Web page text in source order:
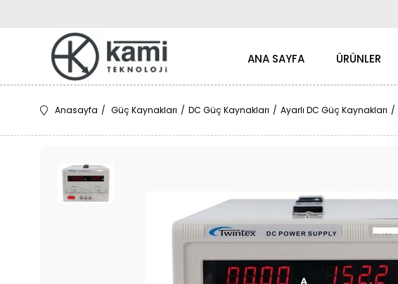
ANA SAYFA ÜRÜNLER
Anasayfa Güç Kaynakları DC Güç Kaynakları Ayarlı DC Güç Kaynakları